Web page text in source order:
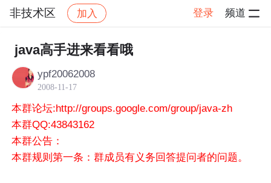
非技术区 加入 登录 频道
社区 非技术区 帖子详情
java高手进来看看哦
ypf20062008
2008-11-17
本群论坛:http://groups.google.com/group/java-zh
本群QQ:43843162
本群公告：
本群规则第一条：群成员有义务回答提问者的问题。